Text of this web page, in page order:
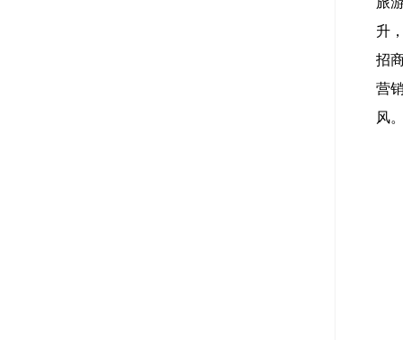
升
招
营
风